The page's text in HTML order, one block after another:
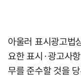
아울러 표시광고법
요한 표시·광고사
무를 준수할 것을